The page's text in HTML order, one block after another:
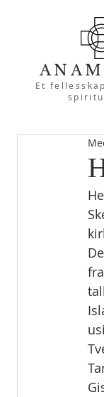
Et